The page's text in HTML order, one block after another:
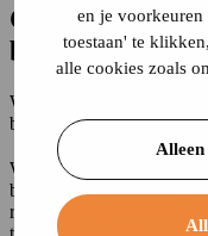
en je
toestaan' te
alle cookies zoals
Czy wyciekjest
budynku?
Wykupujesz
bezpośrednimi
Wykupujesz
bezpośrednimi
również pokrycie szkód